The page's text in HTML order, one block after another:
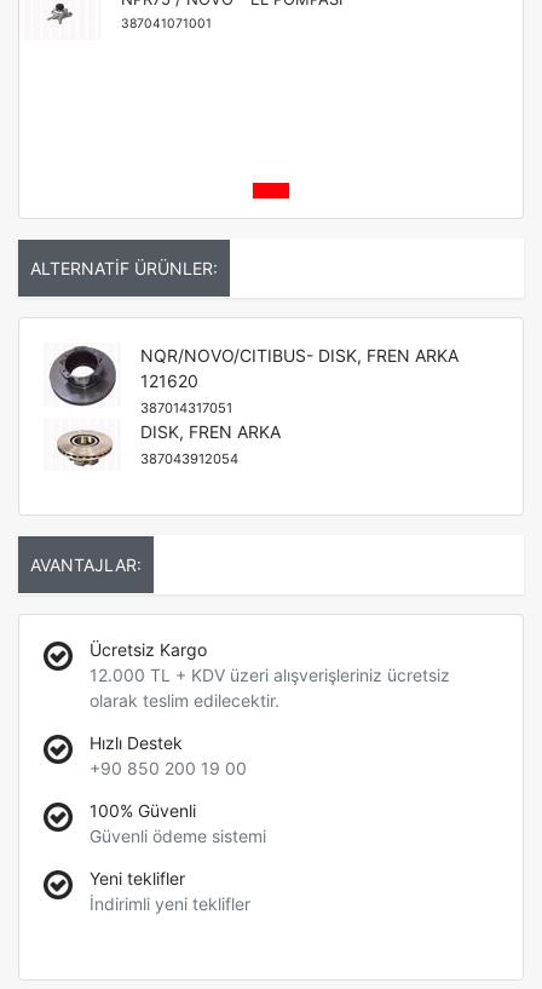
387041071001
ALTERNATİF ÜRÜNLER:
NQR/NOVO/CITIBUS- DISK, FREN ARKA
121620
387014317051
DISK, FREN ARKA
387043912054
AVANTAJLAR:
Ücretsiz Kargo
12.000 TL + KDV üzeri alışverişleriniz ücretsiz
olarak teslim edilecektir.
Hızlı Destek
+90 850 200 19 00
100% Güvenli
Güvenli ödeme sistemi
Yeni teklifler
İndirimli yeni teklifler